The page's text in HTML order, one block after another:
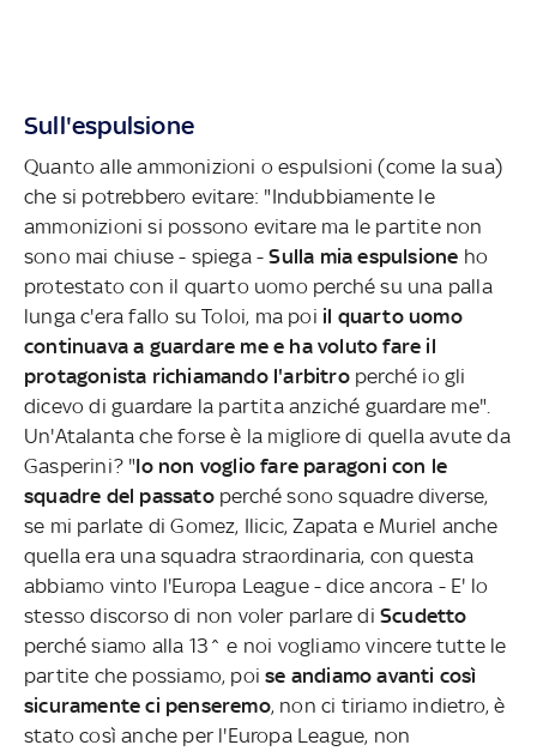
Sull'espulsione
Quanto alle ammonizioni o espulsioni (come la sua)
che si potrebbero evitare: "Indubbiamente le
ammonizioni si possono evitare ma le partite non
sono mai chiuse - spiega - Sulla mia espulsione ho
protestato con il quarto uomo perché su una palla
lunga c'era fallo su Toloi, ma poi il quarto uomo
continuava a guardare me e ha voluto fare il
protagonista richiamando l'arbitroperché io gli
dicevo di guardare la partita anziché guardare me".
Un'Atalanta che forse è la migliore di quella avute da
Gasperini? "Io non voglio fare paragoni con le
squadre del passatoperché sono squadre diverse,
se mi parlate di Gomez, Ilicic, Zapata e Muriel anche
quella era una squadra straordinaria, con questa
abbiamo vinto l'Europa League - dice ancora - E' lo
stesso discorso di non voler parlare di Scudetto
perché siamo alla 13^ e noi vogliamo vincere tutte le
partite che possiamo, poise andiamo avanti così
sicuramente ci penseremo, non ci tiriamo indietro, è
stato così anche per l'Europa League, non